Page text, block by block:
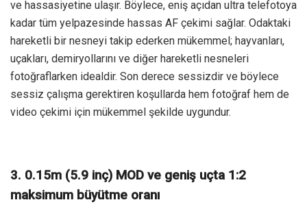
ve hassasiyetine ulaşır. Böylece, eniş açıdan ultra telefotoya
kadar tüm yelpazesinde hassas AF çekimi sağlar. Odaktaki
hareketli bir nesneyi takip ederken mükemmel; hayvanları,
uçakları, demiryollarını ve diğer hareketli nesneleri
fotoğraflarken idealdir. Son derece sessizdir ve böylece
sessiz çalışma gerektiren koşullarda hem fotoğraf hem de
video çekimi için mükemmel şekilde uygundur.
3. 0.15m (5.9 inç) MOD ve geniş uçta 1:2
maksimum büyütme oranı